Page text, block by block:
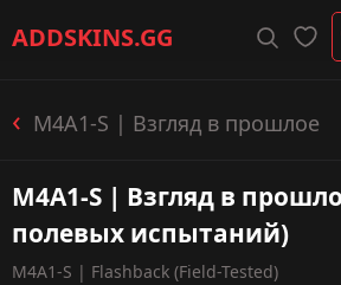
ADDSKINS.GG
Пистолеты-пулемёты
Перчатки
M4A1-S | Взгляд в прошлое
M4A1-S | Взгляд в
полевых испытаний)
M4A1-S | Flashback (Field-Tested)